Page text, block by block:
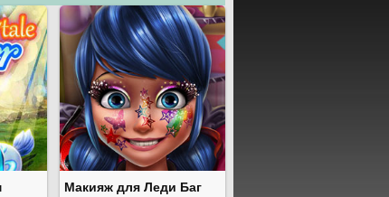
Макияж для Леди Баг